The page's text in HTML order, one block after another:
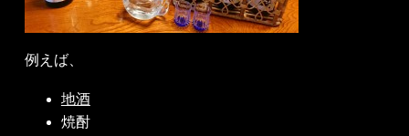
例えば、
地酒
焼酎